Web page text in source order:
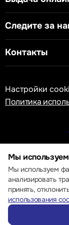
Следите за
Контакты
Настройки
Политика
Мы
Мы используем
анализировать
принять,
использования